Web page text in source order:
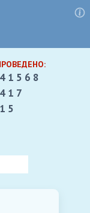
41568
417
15